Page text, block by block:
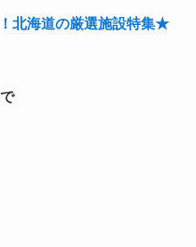
北海道の厳選施設特集★